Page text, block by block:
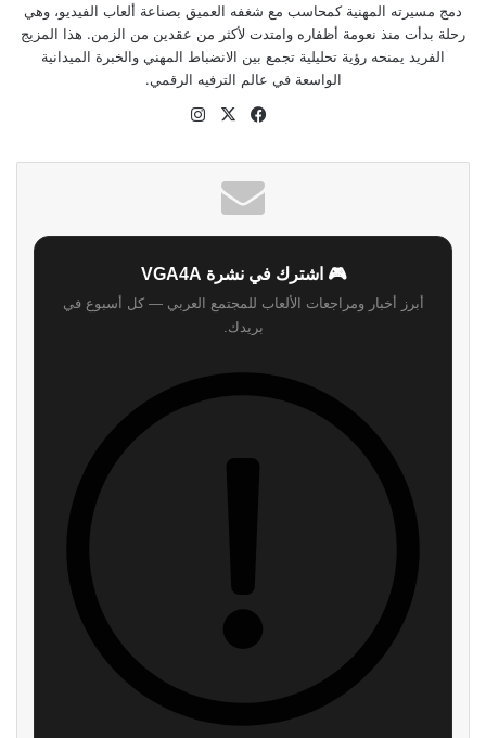
دمج مسيرته المهنية كمحاسب مع شغفه العميق بصناعة ألعاب الفيديو، وهي
رحلة بدأت منذ نعومة أظفاره وامتدت لأكثر من عقدين من الزمن. هذا المزيج
الفريد يمنحه رؤية تحليلية تجمع بين الانضباط المهني والخبرة الميدانية
الواسعة في عالم الترفيه الرقمي.
موقع
فيسبوك
‫X
🎮 اشترك في نشرة VGA4A
أبرز أخبار ومراجعات الألعاب للمجتمع العربي — كل أسبوع في
بريدك.